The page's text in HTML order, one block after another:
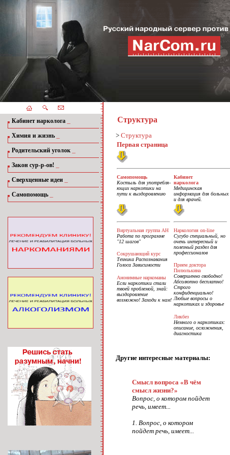
Кабинет нарколога
Химия и жизнь
Родительский уголок
Закон сур-р-ов!
Сверхценные идеи
Самопомощь
Структура
> Структура
Первая страница
Самопомощь
Костыль для употребля-
ющих наркотики на
пути к выздоровлению
Кабинет
нарколога
Медицинская
информация для больных
и для врачей.
Виртуальная группа АН
Работа по программе
"12 шагов"
Сокрушающий курс
Техника Распознавания
Голоса Зависимости
Анонимные наркоманы
Если наркотики стали
твоей проблемой, знай:
выздоровление
возможно! Заходи к нам!
Наркология on-line
Сугубо специальный, но
очень интересный и
полезный раздел для
профессионалов
Прием доктора
Пилюлькина
Совершенно свободно!
Абсолютно бесплатно!
Строго
конфиденциально!
Любые вопросы о
наркотиках и здоровье
Ликбез
Немного о наркотиках:
описание, осложнения,
диагностика
Другие интересные материалы:
Смысл вопроса «В чём
смысл жизни?»
Вопрос, о котором пойдет
речь, имеет...
1. Вопрос, о котором
пойдет речь, имеет...